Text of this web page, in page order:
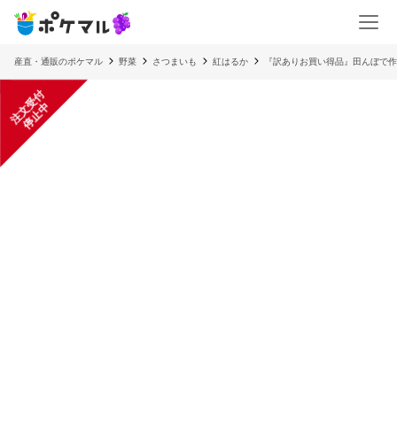
産直・通販のポケマル 野菜 さつまいも 紅はるか 『訳ありお買い得品』田んぼで
注
文
受
付
停
止
中